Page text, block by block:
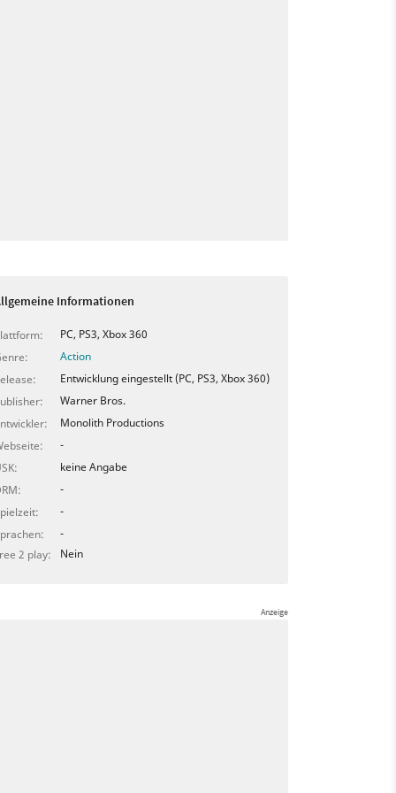
Informationen
PC, PS3, Xbox 360
Action
Entwicklung eingestellt (PC, PS3, Xbox 360)
Warner Bros.
Monolith Productions
-
keine Angabe
-
-
-
2 play:
Nein